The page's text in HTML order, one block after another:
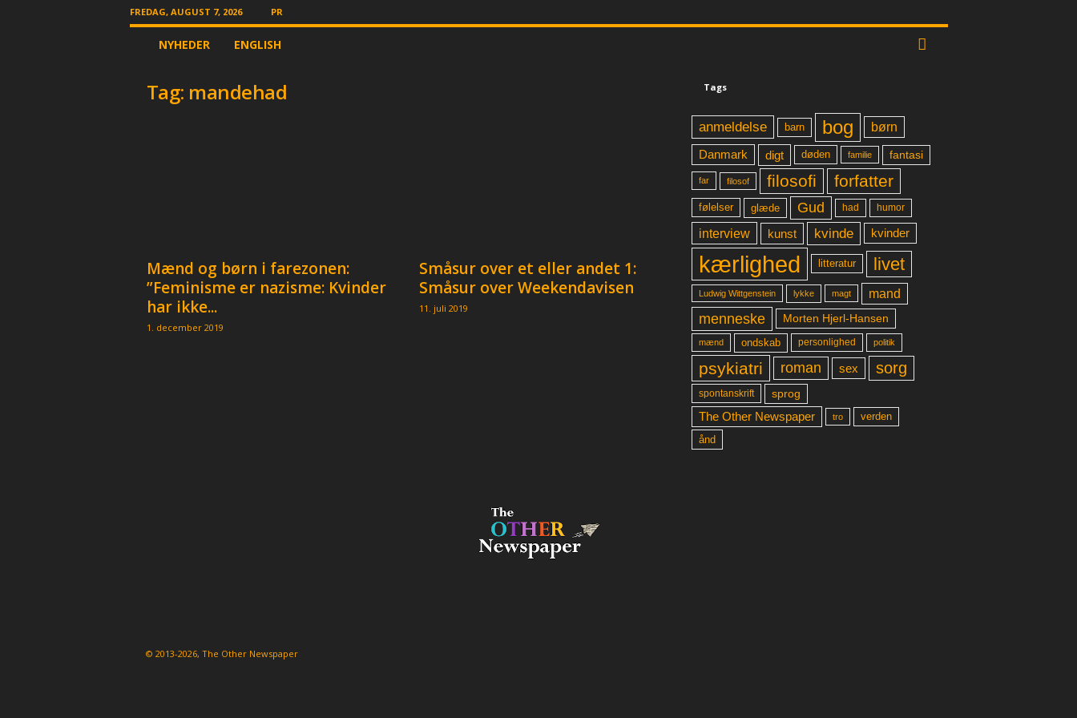
FREDAG, AUGUST 7, 2026
PR
T
NYHEDER ENGLISH
Tag: mandehad
Mænd og børn i farezonen:
”Feminisme er nazisme: Kvinder
har ikke...
1. december 2019
Småsur over et eller andet 1:
Småsur over Weekendavisen
11. juli 2019
Tags
anmeldelse barn bog børn
Danmark digt døden familie fantasi
far filosof filosofi forfatter
følelser glæde Gud had humor
interview kunst kvinde kvinder
kærlighed litteratur livet
Ludwig Wittgenstein lykke magt mand
menneske Morten Hjerl-Hansen
mænd ondskab personlighed politik
psykiatri roman sex sorg
spontanskrift sprog
The Other Newspaper tro verden
ånd
© 2013-2026, The Other Newspaper